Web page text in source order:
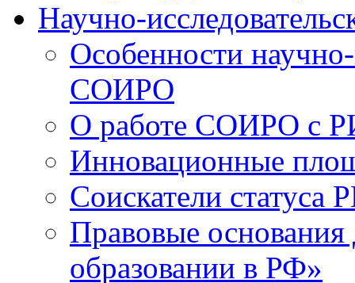
Научно-
Особенности
СОИРО
О работе СОИРО с
Инновационные
Соискатели статуса
Правовые
образовании в РФ»